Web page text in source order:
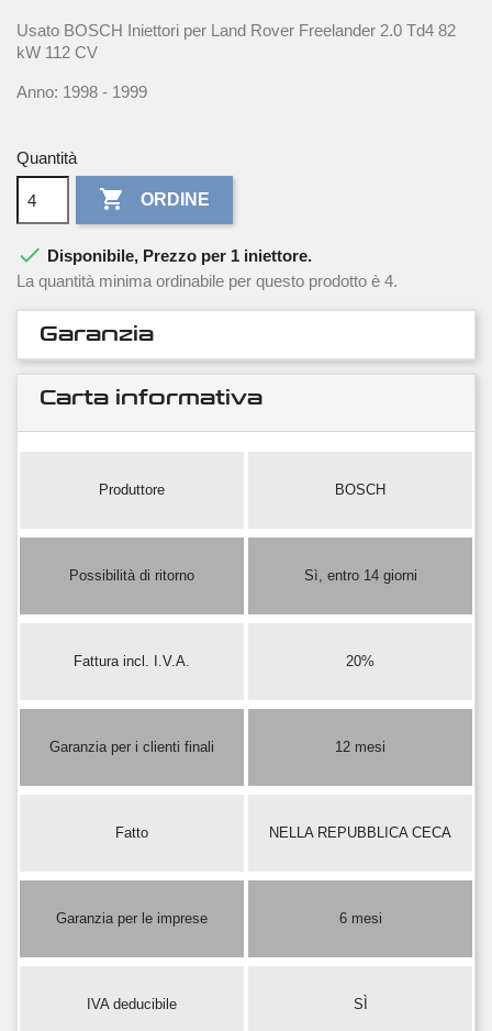
Usato BOSCH Iniettori per Land Rover Freelander 2.0 Td4 82
kW 112 CV
Anno: 1998 - 1999
Quantità
 ORDINE
 Disponibile, Prezzo per 1 iniettore.
La quantità minima ordinabile per questo prodotto è 4.
Garanzia
Carta informativa
Produttore BOSCH
Possibilità di ritorno Sì, entro 14 giorni
Fattura incl. I.V.A. 20%
Garanzia per i clienti finali 12 mesi
Fatto NELLA REPUBBLICA CECA
Garanzia per le imprese 6 mesi
IVA deducibile SÌ